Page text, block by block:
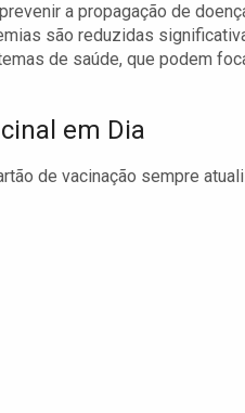
a propagação de
são reduzidas
de saúde, que podem
em Dia
de vacinação sempre